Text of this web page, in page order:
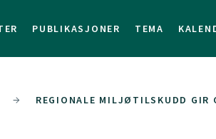
PUBLIKASJONER TEMA
REGIONALE MILJØTILSKUDD GIR